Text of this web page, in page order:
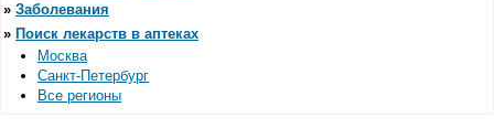
» Заболевания
» Поиск лекарств в аптеках
Москва
Санкт-Петербург
Все регионы